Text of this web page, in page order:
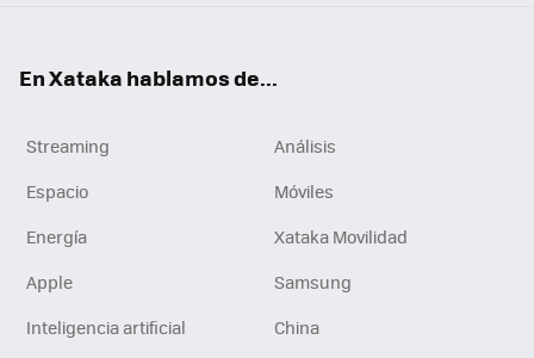
En Xataka hablamos de...
Streaming
Análisis
Espacio
Móviles
Energía
Xataka Movilidad
Apple
Samsung
Inteligencia artificial
China